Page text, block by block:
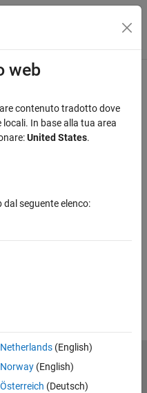
di navigazione
this information?
web
contenuto tradotto dove
In base alla tua area
United States.
dal seguente elenco:
Netherlands(English)
Norway(English)
Österreich (Deutsch)
sulla privacy
Contatti